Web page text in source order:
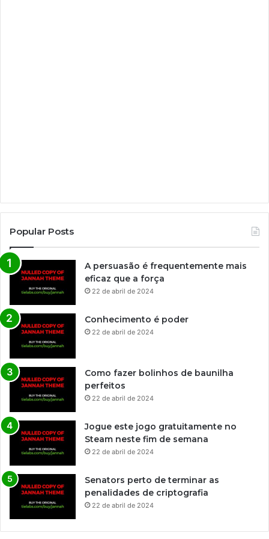
Popular Posts
A persuasão é frequentemente mais
eficaz que a força
22 de abril de 2024
Conhecimento é poder
22 de abril de 2024
Como fazer bolinhos de baunilha
perfeitos
22 de abril de 2024
Jogue este jogo gratuitamente no
Steam neste fim de semana
22 de abril de 2024
Senators perto de terminar as
penalidades de criptografia
22 de abril de 2024